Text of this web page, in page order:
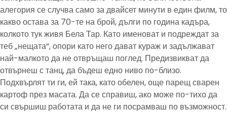
алегория се случва само за двайсет минути в един филм, то
какво остава за 70-те на брой, дълги по година кадъра,
колкото тук живя Бела Тар. Като именоват и подреждат за
теб „нещата“, опори като него дават кураж и задължават
най-малкото да не отвръщаш поглед. Предизвикват да
отвърнеш с танц, да бъдеш едно ниво по-близо.
Подхвърлят ти ги, ей така, като обелен, още парещ сварен
картоф през масата. Да се справиш, ако може по-тихо да
си свършиш работата и да не ги посрамваш по възможност.